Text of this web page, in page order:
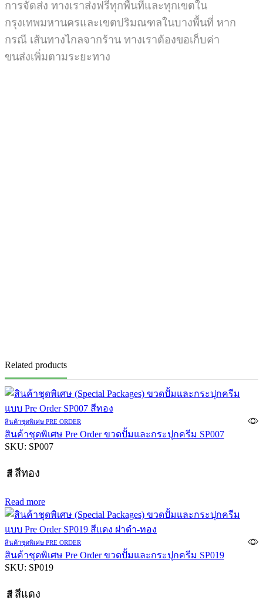
การจัดส่ง ทางเราส่งฟรีทุกพื้นที่และทุกเขตใน
กรุงเทพมหานครและเขตปริมณฑลในบางพื้นที่ หาก
กรณี เส้นทางไกลจากร้าน ทางเราต้องขอเก็บค่า
ขนส่งเพิ่มตามระยะทาง
Related products
สินค้าชุดพิเศษ PRE ORDER
สินค้าชุดพิเศษ Pre Order ขวดปั้มและกระปุกครีม SP007
SKU: SP007
สี สีทอง
Read more
สินค้าชุดพิเศษ PRE ORDER
สินค้าชุดพิเศษ Pre Order ขวดปั้มและกระปุกครีม SP019
SKU: SP019
สี สีแดง